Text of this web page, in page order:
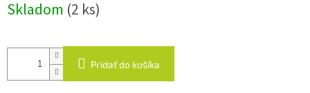
cena:
Skladom (2 ks)
Pridať do košíka